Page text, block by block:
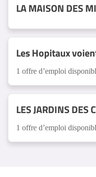
LA MAISON DES
Les Hopitaux
1 offre d’emploi
LES JARDINS DES
1 offre d’emploi